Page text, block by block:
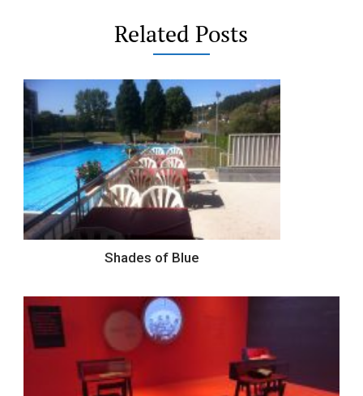
Related Posts
Shades of Blue